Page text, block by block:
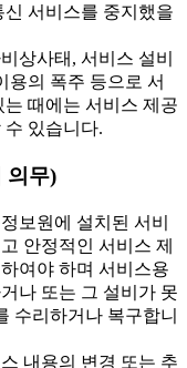
서비스를 중지했을
상사태, 서비스 설비
용의 폭주 등으로 서
때에는 서비스 제공
수 있습니다.
의무)
보원에 설치된 서비
안정적인 서비스 제
여야 하며 서비스용
나 또는 그 설비가 못
수리하거나 복구합니
내용의 변경 또는 추